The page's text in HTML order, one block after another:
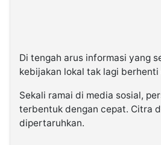
Di tengah arus informasi yang
kebijakan lokal tak lagi
Sekali ramai di media sosial,
terbentuk dengan cepat. Citra
dipertaruhkan.